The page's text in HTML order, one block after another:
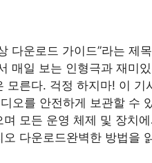
다운로드 가이드”라는 제
매일 보는 인형극과 재미
모른다. 걱정 하지마! 이 기
오를 안전하게 보관할 수
모든 운영 체제 및 장치
오 다운로드완벽한 방법을